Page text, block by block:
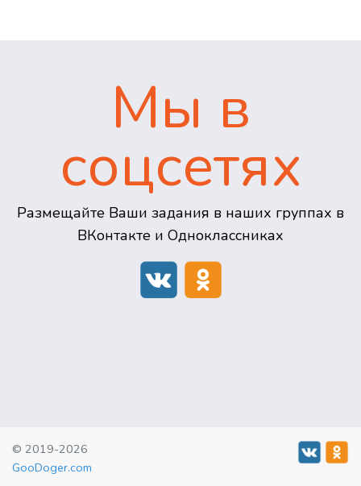
Мы в
соцсетях
Размещайте Ваши задания в наших группах в
ВКонтакте и Одноклассниках
© 2019-2026
GooDoger.com